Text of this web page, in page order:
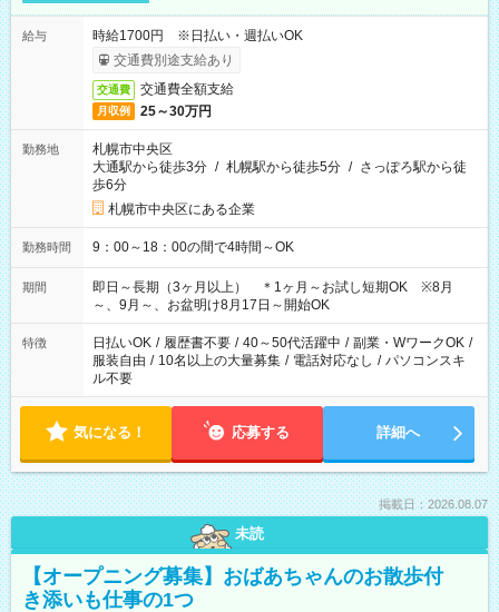
給与
時給1700円 ※日払い・週払いOK
交通費別途支給あり
交通費 交通費全額支給
月収例 25～30万円
勤務地
札幌市中央区
大通駅から徒歩3分 / 札幌駅から徒歩5分 / さっぽろ駅から徒
歩6分
札幌市中央区にある企業
勤務時間 9：00～18：00の間で4時間～OK
期間
即日～長期（3ヶ月以上） ＊1ヶ月～お試し短期OK ※8月
～、9月～、お盆明け8月17日～開始OK
特徴 日払いOK / 履歴書不要 / 40～50代活躍中 / 副業・WワークOK /
服装自由 / 10名以上の大量募集 / 電話対応なし / パソコンスキ
ル不要
気になる！ 応募する 詳細へ
掲載日：2026.08.07
未読
【オープニング募集】おばあちゃんのお散歩付
き添いも仕事の1つ